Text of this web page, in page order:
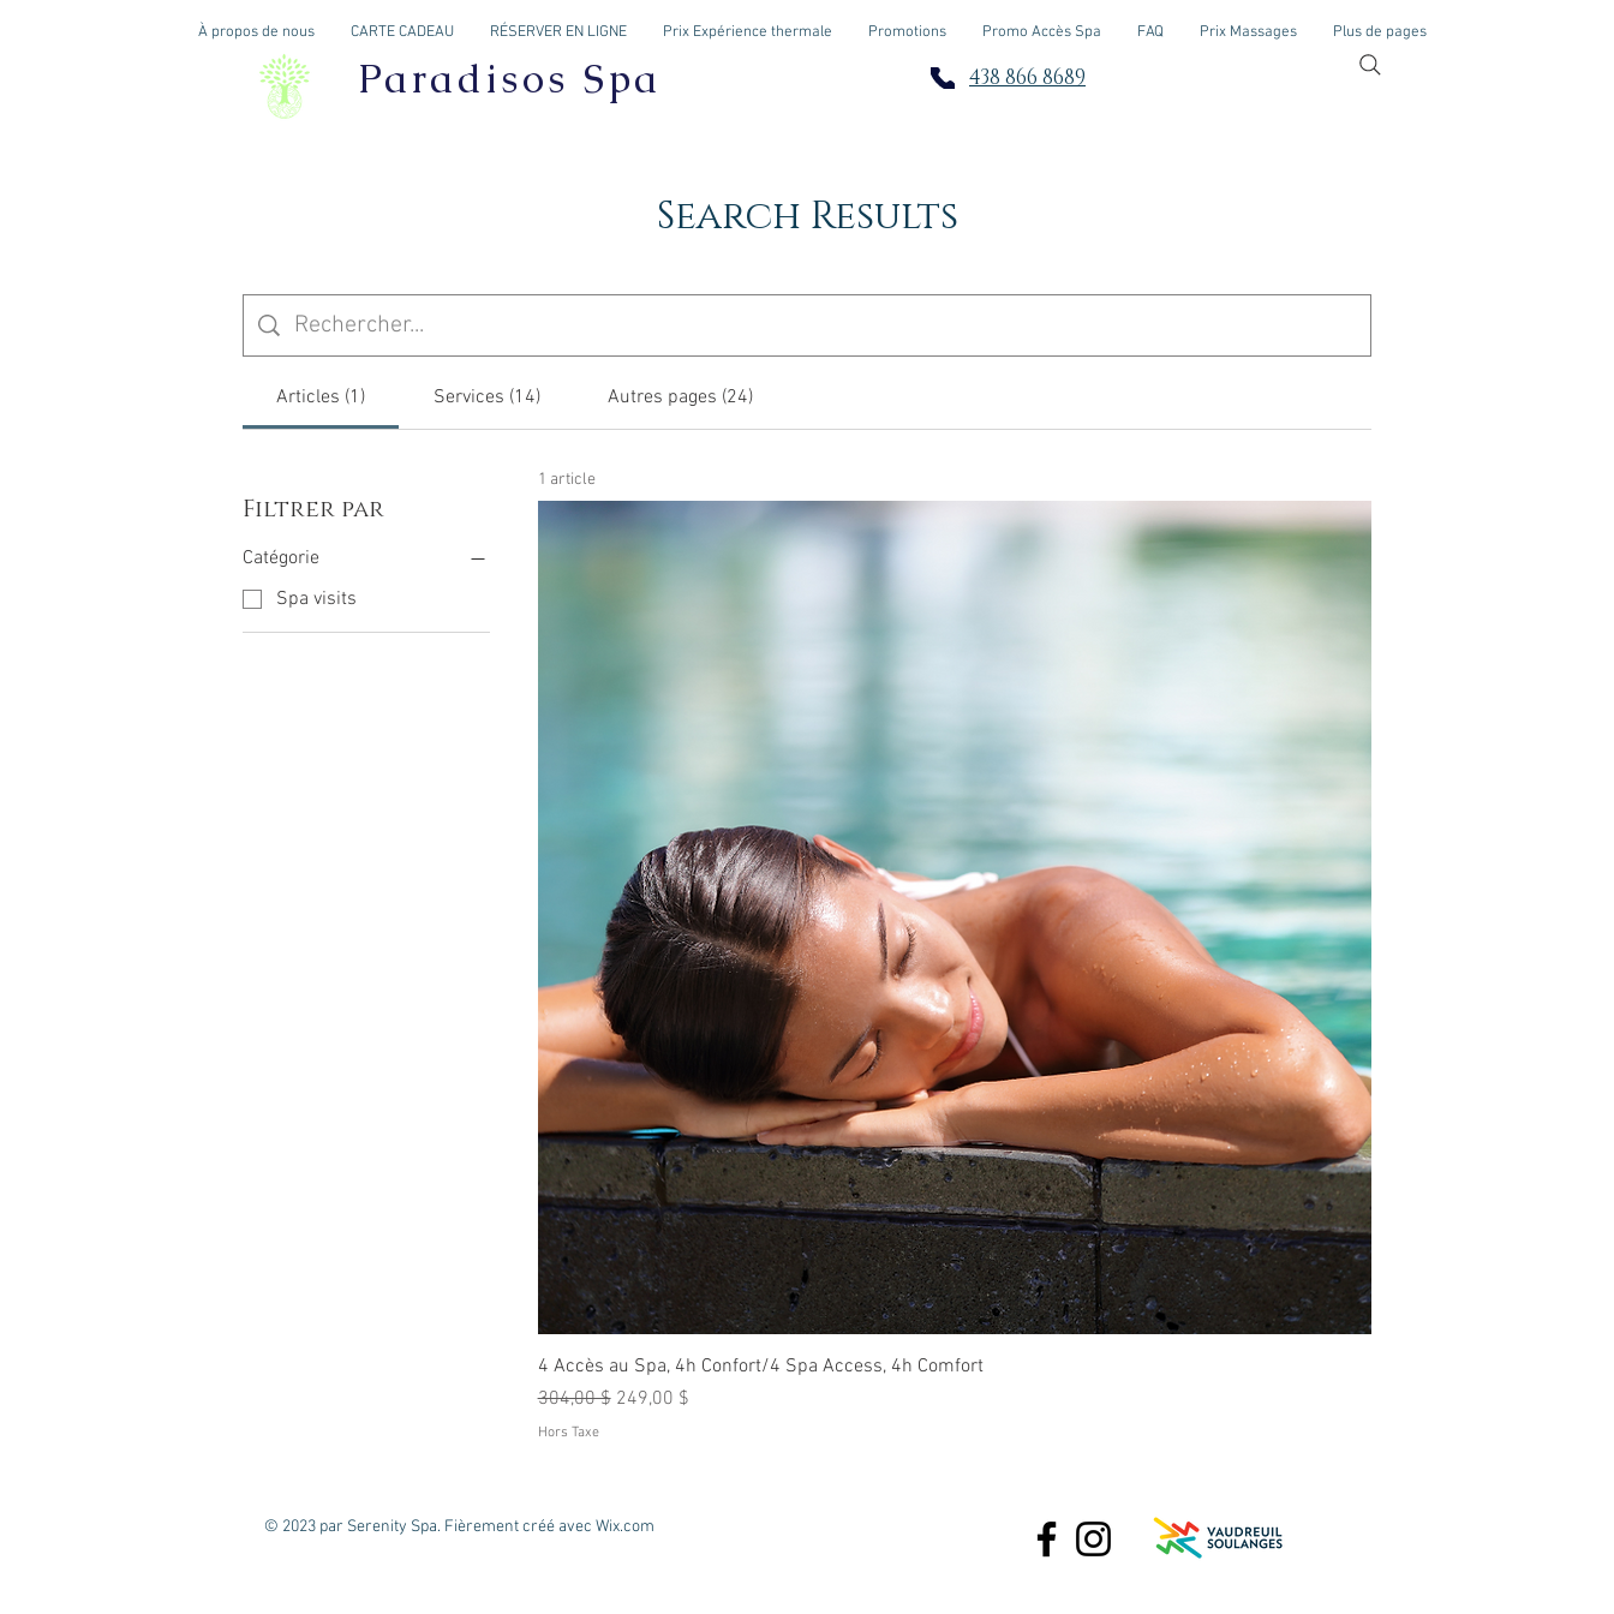
À propos de nous CARTE CADEAU RÉSERVER EN LIGNE Prix Expérience thermale Promotions Promo Accès Spa FAQ Prix Massages Plus de pages
Paradisos Spa 438 866 8689
Search Results
Articles (1) Services (14) Autres pages (24)
Filtrer par
Catégorie
Spa visits
1 article
4 Accès au Spa, 4h Confort/4 Spa Access, 4h Comfort
Prix original
304,00 $ Prix promotionnel
249,00 $
Hors Taxe
© 2023 par Serenity Spa. Fièrement créé avec Wix.com